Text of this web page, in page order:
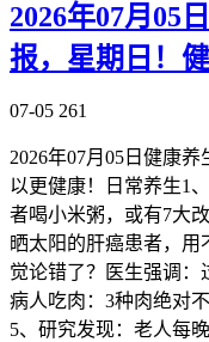
2026年07月05
报，星期日！
07-05 261
2026年07月05日健康
以更健康！日常养生1
者喝小米粥，或有7大
晒太阳的肝癌患者，用
觉论错了？医生强调：
病人吃肉：3种肉绝对
5、研究发现：老人每